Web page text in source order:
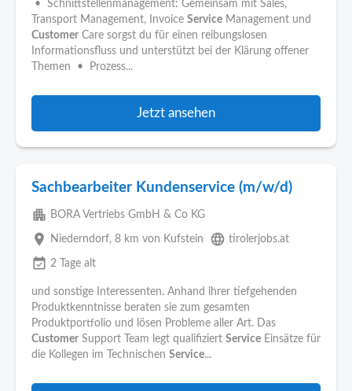
• Schnittstellenmanagement: Gemeinsam mit Sales,
Transport Management, Invoice Service Management und
Customer Care sorgst du für einen reibungslosen
Informationsfluss und unterstützt bei der Klärung offener
Themen • Prozess...
Jetzt ansehen
Sachbearbeiter Kundenservice (m/w/d)
apartment BORA Vertriebs GmbH & Co KG
place Niederndorf, 8 km von Kufstein language tirolerjobs.at
event_available 2 Tage alt
und sonstige Interessenten. Anhand ihrer tiefgehenden
Produktkenntnisse beraten sie zum gesamten
Produktportfolio und lösen Probleme aller Art. Das
Customer Support Team legt qualifiziert Service Einsätze für
die Kollegen im Technischen Service...